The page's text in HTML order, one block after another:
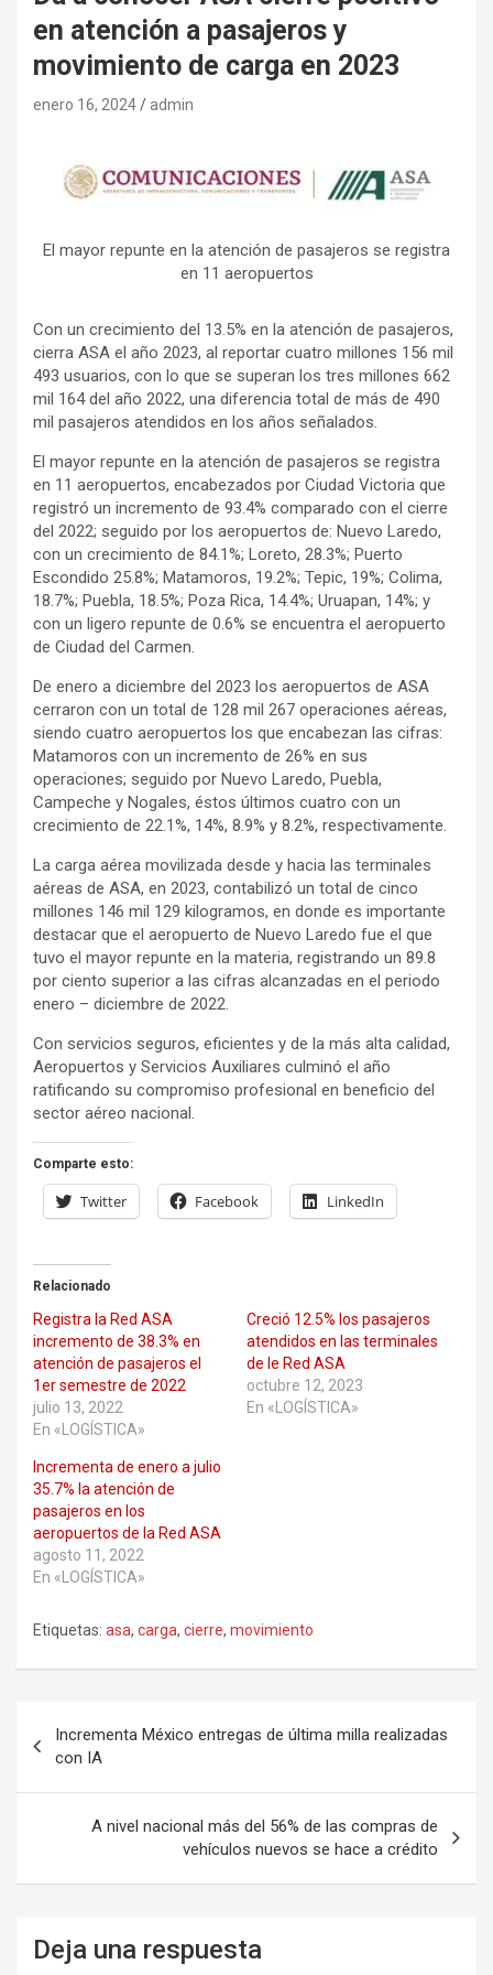
en atención a pasajeros y
movimiento de carga en 2023
enero 16, 2024 admin
El mayor repunte en la atención de pasajeros se registra
en 11 aeropuertos
Con un crecimiento del 13.5% en la atención de pasajeros,
cierra ASA el año 2023, al reportar cuatro millones 156 mil
493 usuarios, con lo que se superan los tres millones 662
mil 164 del año 2022, una diferencia total de más de 490
mil pasajeros atendidos en los años señalados.
El mayor repunte en la atención de pasajeros se registra
en 11 aeropuertos, encabezados por Ciudad Victoria que
registró un incremento de 93.4% comparado con el cierre
del 2022; seguido por los aeropuertos de: Nuevo Laredo,
con un crecimiento de 84.1%; Loreto, 28.3%; Puerto
Escondido 25.8%; Matamoros, 19.2%; Tepic, 19%; Colima,
18.7%; Puebla, 18.5%; Poza Rica, 14.4%; Uruapan, 14%; y
con un ligero repunte de 0.6% se encuentra el aeropuerto
de Ciudad del Carmen.
De enero a diciembre del 2023 los aeropuertos de ASA
cerraron con un total de 128 mil 267 operaciones aéreas,
siendo cuatro aeropuertos los que encabezan las cifras:
Matamoros con un incremento de 26% en sus
operaciones; seguido por Nuevo Laredo, Puebla,
Campeche y Nogales, éstos últimos cuatro con un
crecimiento de 22.1%, 14%, 8.9% y 8.2%, respectivamente.
La carga aérea movilizada desde y hacia las terminales
aéreas de ASA, en 2023, contabilizó un total de cinco
millones 146 mil 129 kilogramos, en donde es importante
destacar que el aeropuerto de Nuevo Laredo fue el que
tuvo el mayor repunte en la materia, registrando un 89.8
por ciento superior a las cifras alcanzadas en el periodo
enero – diciembre de 2022.
Con servicios seguros, eficientes y de la más alta calidad,
Aeropuertos y Servicios Auxiliares culminó el año
ratificando su compromiso profesional en beneficio del
sector aéreo nacional.
Comparte esto:
Twitter Facebook LinkedIn
Relacionado
Registra la Red ASA
incremento de 38.3% en
atención de pasajeros el
1er semestre de 2022
julio 13, 2022
En «LOGÍSTICA»
Creció 12.5% los pasajeros
atendidos en las terminales
de le Red ASA
octubre 12, 2023
En «LOGÍSTICA»
Incrementa de enero a julio
35.7% la atención de
pasajeros en los
aeropuertos de la Red ASA
agosto 11, 2022
En «LOGÍSTICA»
Etiquetas: asa, carga, cierre, movimiento
de
entradas
Incrementa México entregas de última milla realizadas
con IA
A nivel nacional más del 56% de las compras de
vehículos nuevos se hace a crédito
Deja una respuesta